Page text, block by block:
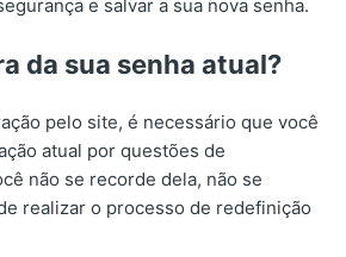
e salvar a sua nova senha.
da sua senha atual?
pelo site, é necessário que você
atual por questões de
não se recorde dela, não se
realizar o processo de redefinição